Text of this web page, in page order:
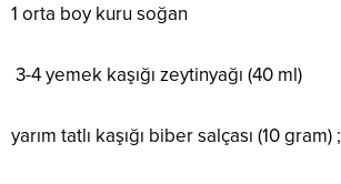
1 orta boy kuru soğan
3-4 yemek kaşığı zeytinyağı (40 ml)
yarım tatlı kaşığı biber salçası (10 gram) ;